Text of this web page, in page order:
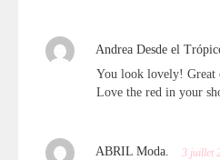
Andrea Desde el
You look lovely! Great
Love the red in your
ABRIL Moda. 3 juillet